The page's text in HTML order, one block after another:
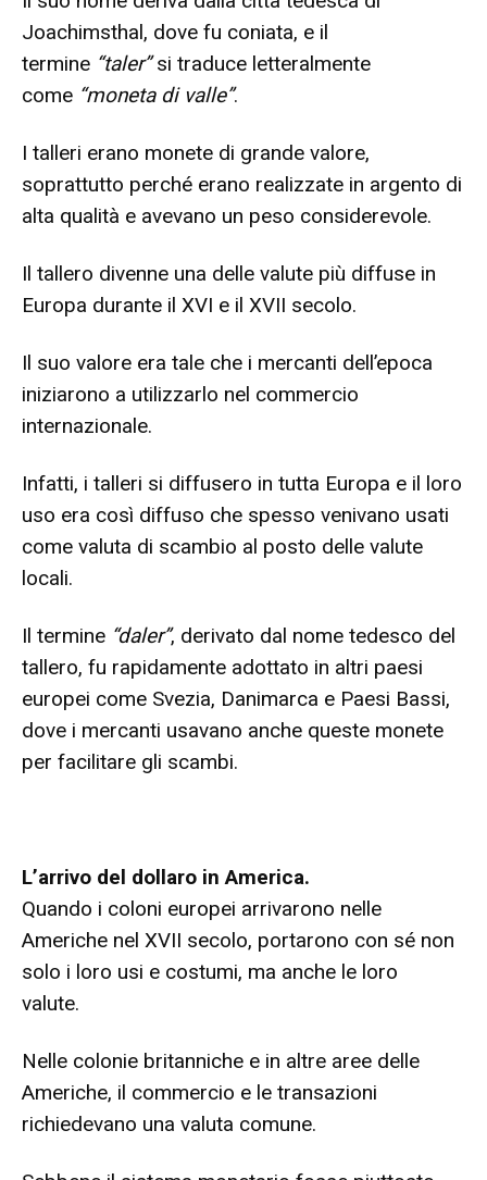
Joachimsthal, dove fu coniata, e il
termine “taler”si traduce letteralmente
come “moneta di valle”.
I talleri erano monete di grande valore,
soprattutto perché erano realizzate in argento di
alta qualità e avevano un peso considerevole.
Il tallero divenne una delle valute più diffuse in
Europa durante il XVI e il XVII secolo.
Il suo valore era tale che i mercanti dell’epoca
iniziarono a utilizzarlo nel commercio
internazionale.
Infatti, i talleri si diffusero in tutta Europa e il loro
uso era così diffuso che spesso venivano usati
come valuta di scambio al posto delle valute
locali.
Il termine “daler”, derivato dal nome tedesco del
tallero, fu rapidamente adottato in altri paesi
europei come Svezia, Danimarca e Paesi Bassi,
dove i mercanti usavano anche queste monete
per facilitare gli scambi.
L’arrivo del dollaro in America.
Quando i coloni europei arrivarono nelle
Americhe nel XVII secolo, portarono con sé non
solo i loro usi e costumi, ma anche le loro
valute.
Nelle colonie britanniche e in altre aree delle
Americhe, il commercio e le transazioni
richiedevano una valuta comune.